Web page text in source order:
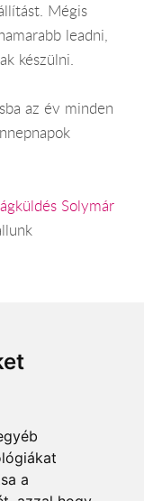
a
Mégis
leadni,
készülni.
az év minden
Solymár